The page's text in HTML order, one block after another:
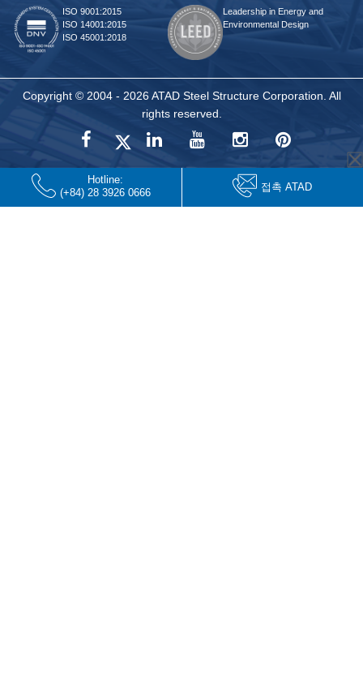
ISO 9001:2015
ISO 14001:2015
ISO 45001:2018
Leadership in Energy and
Environmental Design
Copyright © 2004 - 2026 ATAD Steel Structure Corporation. All
rights reserved.
Hotline:
(+84) 28 3926 0666
접촉 ATAD